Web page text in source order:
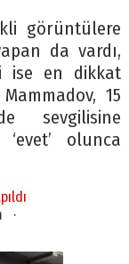
görüntülere
da vardı,
ise en dikkat
15
sevgilisine
olunca
·